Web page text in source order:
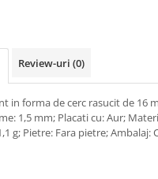
Review-uri (0)
in forma de cerc rasucit de 16
1,5 mm; Placati cu: Aur;
g; Pietre: Fara pietre; Ambalaj: